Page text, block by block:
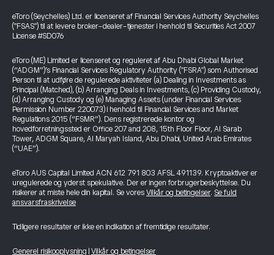
eToro (Seychelles) Ltd. er licenseret af Financial Services Authority Seychelles
("FSAS") til at levere broker-dealer-tjenester i henhold til Securities Act 2007
License #SD076
eToro (ME) Limited er licenseret og reguleret af Abu Dhabi Global Market
(“ADGM”)’s Financial Services Regulatory Authority ("FSRA") som Authorised
Person til at udføre de regulerede aktiviteter (a) Dealing in Investments as
Principal (Matched), (b) Arranging Deals in Investments, (c) Providing Custody,
(d) Arranging Custody og (e) Managing Assets (under Financial Services
Permission Number 220073) i henhold til Financial Services and Market
Regulations 2015 (“FSMR”). Dens registrerede kontor og
hovedforretningssted er Office 207 and 208, 15th Floor Floor, Al Sarab
Tower, ADGM Square, Al Maryah Island, Abu Dhabi, United Arab Emirates
(“UAE”).
eToro AUS Capital Limited ACN 612 791 803 AFSL 491139. Kryptoaktiver er
uregulerede og yderst spekulative. Der er ingen forbrugerbeskyttelse. Du
risikerer at miste hele din kapital. Se vores Vilkår og betingelser. Se fuld
ansvarsfraskrivelse
Tidligere resultater er ikke en indikation af fremtidige resultater.
Generel risikooplysning Vilkår og betingelser